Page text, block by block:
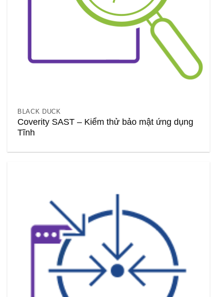
BLACK DUCK
Coverity SAST – Kiểm thử bảo mật ứng dụng
Tĩnh